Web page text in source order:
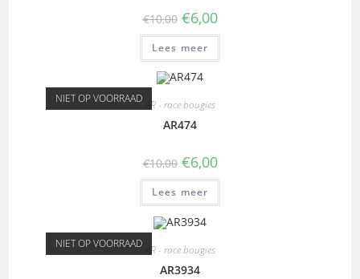
€10,00 €6,00
Lees meer
NIET OP VOORRAAD AR - race bougies
AR474
€10,00 €6,00
Lees meer
NIET OP VOORRAAD AR - race bougies
AR3934